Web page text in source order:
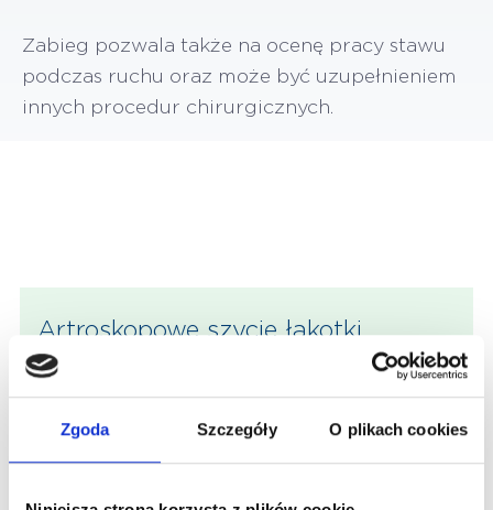
Zgoda Szczegóły O plikach cookies
Zabieg pozwala także na ocenę pracy stawu
podczas ruchu oraz może być uzupełnieniem
innych procedur chirurgicznych.
Artroskopowe szycie łąkotki
Uszkodzenie łąkotki często objawia się
Artroskopowe szycie umożliwia jej
użyciem kamery i precyzyjnych narzędzi.